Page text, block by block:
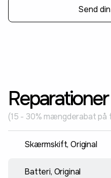
Send
Reparationer
(15 - 30% mængderabat
Skærmskift, Original
Batteri, Original